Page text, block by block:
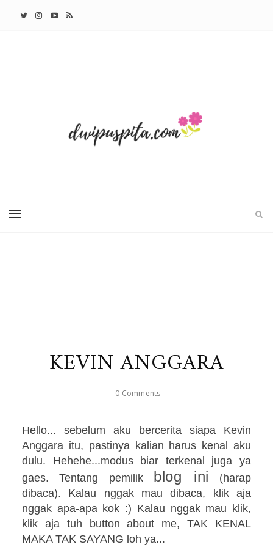
KEVIN ANGGARA
0 Comments
Hello... sebelum aku bercerita siapa Kevin
Anggara itu, pastinya kalian harus kenal aku
dulu. Hehehe...modus biar terkenal juga ya
gaes.Tentang pemilik blog ini (harap
dibaca). Kalau nggak mau dibaca, klik aja
nggak apa-apa kok :) Kalau nggak mau klik,
klik aja tuh button about me, TAK KENAL
MAKA TAK SAYANG loh ya...